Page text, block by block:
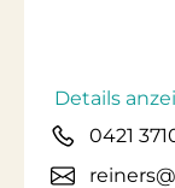
Details
0421